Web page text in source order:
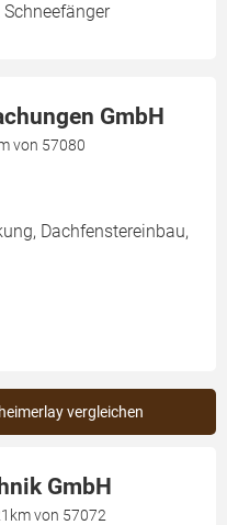
GmbH
von 57080
Dachfenstereinbau,
vergleichen
GmbH
von 57072